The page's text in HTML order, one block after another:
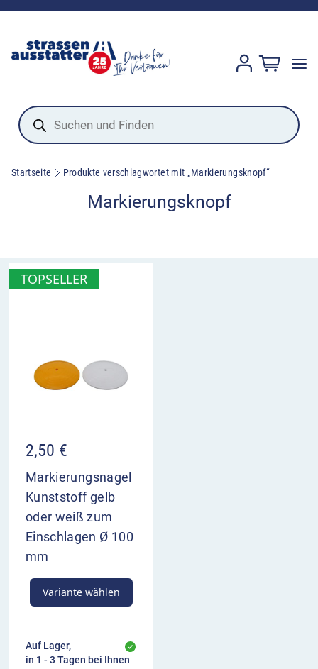
Products
search
Startseite Produkte verschlagwortet mit „Markierungsknopf“
Markierungsknopf
TOPSELLER
2,50 €
Markierungsnagel
Kunststoff gelb
oder weiß zum
Einschlagen Ø 100
mm
Variante wählen
Auf Lager,
in 1 - 3 Tagen bei Ihnen